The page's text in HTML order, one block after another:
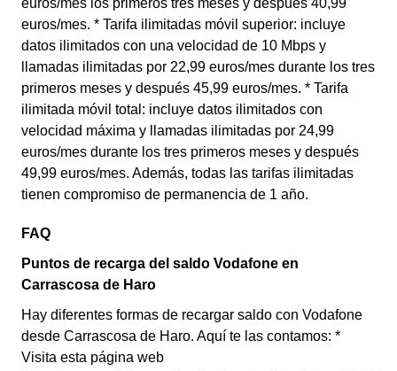
euros/mes los primeros tres meses y después 40,99
euros/mes. * Tarifa ilimitadas móvil superior: incluye
datos ilimitados con una velocidad de 10 Mbps y
llamadas ilimitadas por 22,99 euros/mes durante los tres
primeros meses y después 45,99 euros/mes. * Tarifa
ilimitada móvil total: incluye datos ilimitados con
velocidad máxima y llamadas ilimitadas por 24,99
euros/mes durante los tres primeros meses y después
49,99 euros/mes. Además, todas las tarifas ilimitadas
tienen compromiso de permanencia de 1 año.
FAQ
Puntos de recarga del saldo Vodafone en
Carrascosa de Haro
Hay diferentes formas de recargar saldo con Vodafone
desde Carrascosa de Haro. Aquí te las contamos: *
Visita esta página web